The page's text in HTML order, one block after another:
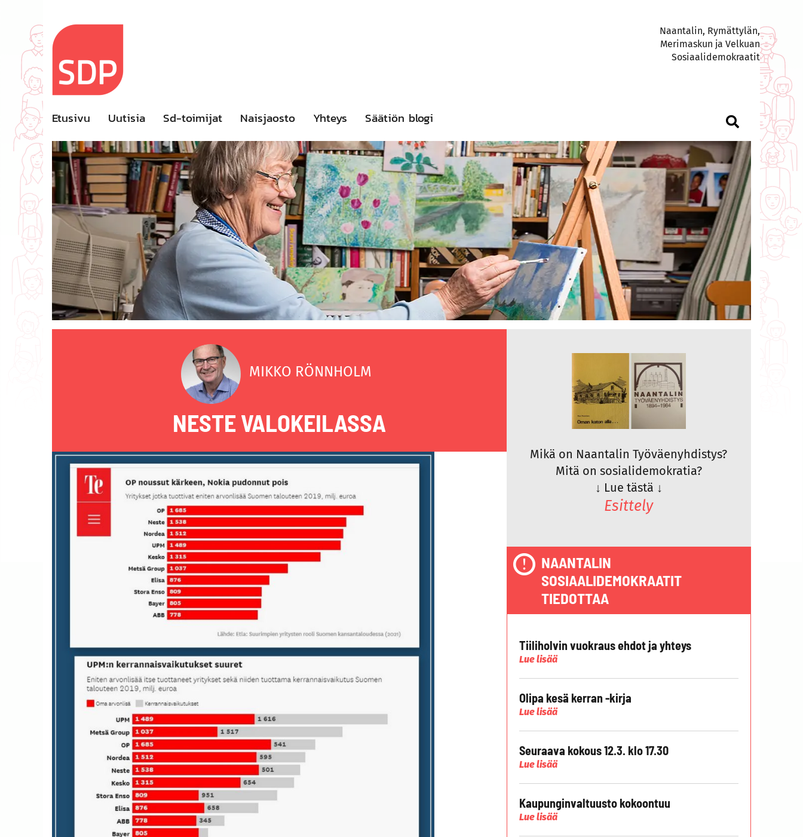
content
Naantalin, Rymättylän,
Merimaskun ja Velkuan
Sosiaalidemokraatit
Etusivu Uutisia Sd-toimijat Naisjaosto Yhteys Säätiön blogi
MIKKO RÖNNHOLM
NESTE VALOKEILASSA
Mikä on Naantalin Työväenyhdistys?
Mitä on sosialidemokratia?
↓ Lue tästä ↓
Esittely
NAANTALIN
SOSIAALIDEMOKRAATIT
TIEDOTTAA
Tiiliholvin vuokraus ehdot ja yhteys
Lue lisää
Olipa kesä kerran -kirja
Lue lisää
Seuraava kokous 12.3. klo 17.30
Lue lisää
Kaupunginvaltuusto kokoontuu
Lue lisää